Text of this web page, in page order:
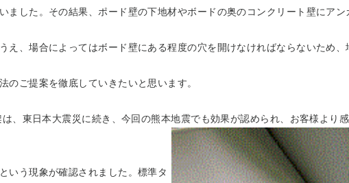
ました。その結果、ポード壁の下地材やボードの奥のコンクリート壁にア
え、場合によってはボード壁にある程度の穴を開けなければならないため
ご提案を徹底していきたいと思います。
、東日本大震災に続き、今回の熊本地震でも効果が認められ、お客様より
いう現象が確認されました。標準タ